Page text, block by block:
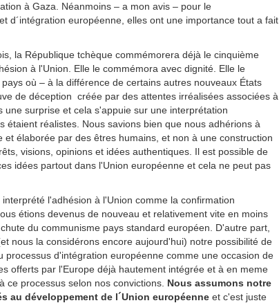
à Gaza. Néanmoins – a mon avis – pour le
d´intégration européenne, elles ont une importance tout a fait
la République tchèque commémorera déjà le cinquième
à l'Union. Elle le commémora avec dignité. Elle le
où – à la différence de certains autres nouveaux États
de déception créée par des attentes irréalisées associées à
une surprise et cela s'appuie sur une interprétation
étaient réalistes. Nous savions bien que nous adhérions à
et élaborée par des êtres humains, et non à une construction
visions, opinions et idées authentiques. Il est possible de
idées partout dans l'Union européenne et cela ne peut pas
l'adhésion à l'Union comme la confirmation
étions devenus de nouveau et relativement vite en moins
du communisme pays standard européen. D'autre part,
nous la considérons encore aujourd'hui) notre possibilité de
processus d'intégration européenne comme une occasion de
offerts par l'Europe déjà hautement intégrée et à en meme
ce processus selon nos convictions. Nous assumons notre
au développement de l´Union européenne et c'est juste